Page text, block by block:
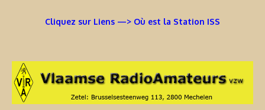
Cliquez sur Liens —> Où est la Station ISS